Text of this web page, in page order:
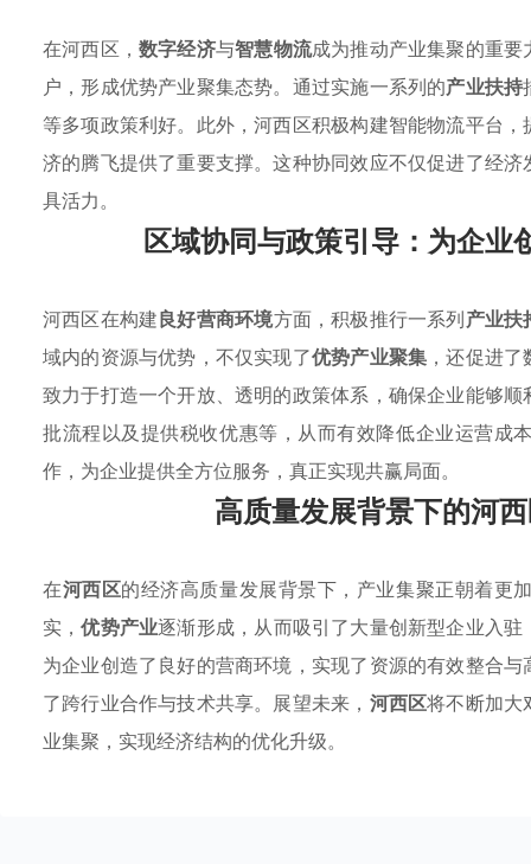
在河西区，数字经济与智慧物流成为推动产业集聚的重
户，形成优势产业聚集态势。通过实施一系列的产业扶持
等多项政策利好。此外，河西区积极构建智能物流平台
济的腾飞提供了重要支撑。这种协同效应不仅促进了经
具活力。
区域协同与政策引导：为企业
河西区在构建良好营商环境方面，积极推行一系列产业扶
域内的资源与优势，不仅实现了优势产业聚集 ，还促进
致力于打造一个开放、透明的政策体系，确保企业能够
批流程以及提供税收优惠等，从而有效降低企业运营成
作，为企业提供全方位服务，真正实现共赢局面。
高质量发展背景下的河
在河西区的经济高质量发展背景下，产业集聚正朝着更
实，优势产业逐渐形成，从而吸引了大量创新型企业入驻
为企业创造了良好的营商环境，实现了资源的有效整合
了跨行业合作与技术共享。展望未来， 河西区将不断加大
业集聚，实现经济结构的优化升级。